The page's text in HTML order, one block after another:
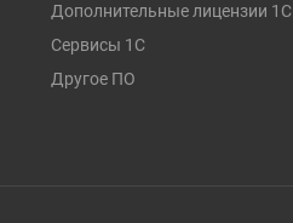
Дополнительные лицензии 1С
Сервисы 1С
Другое ПО